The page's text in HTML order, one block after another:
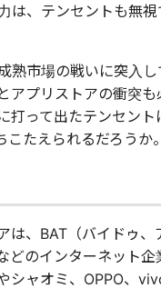
は、テンセントも無視
熟市場の戦いに突入し
アプリストアの衝突も
打って出たテンセント
こたえられるだろうか
は、BAT（バイドゥ、
どのインターネット企
シャオミ、OPPO、